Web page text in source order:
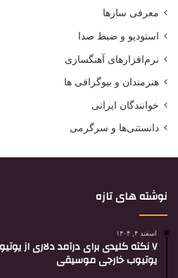
معرفی سازها
استودیو و ضبط صدا
نرم‌افزارهای آهنگسازی
هنرمندان و بیوگرافی ها
خوانندگان ایرانی
دانستنی‌ها و سرگرمی
نوشته های تازه
اسفند ۴, ۱۴۰۴
۷ نکته کلیدی برای درآمد دلاری از
یوتیوب خارجی موسیقی